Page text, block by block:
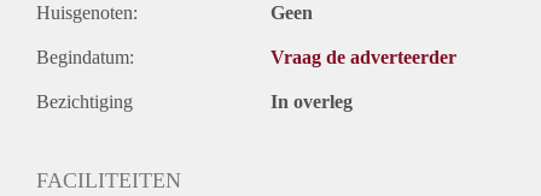
Huisgenoten: Geen
Begindatum: Vraag de adverteerder
Bezichtiging In overleg
FACILITEITEN